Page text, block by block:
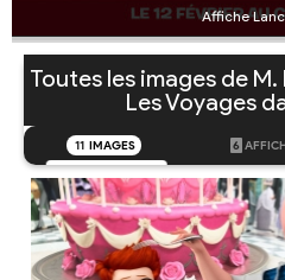
Affiche
Toutes les images de
Les Voyages
11 IMAGES 6